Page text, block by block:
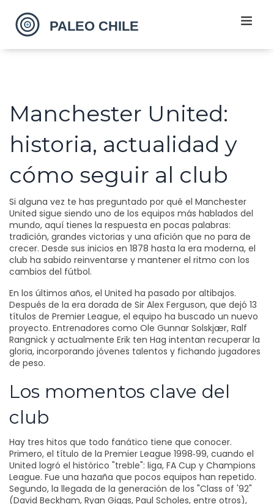
Manchester United:
historia, actualidad y
cómo seguir al club
Si alguna vez te has preguntado por qué el Manchester
United sigue siendo uno de los equipos más hablados del
mundo, aquí tienes la respuesta en pocas palabras:
tradición, grandes victorias y una afición que no para de
crecer. Desde sus inicios en 1878 hasta la era moderna, el
club ha sabido reinventarse y mantener el ritmo con los
cambios del fútbol.
En los últimos años, el United ha pasado por altibajos.
Después de la era dorada de Sir Alex Ferguson, que dejó 13
títulos de Premier League, el equipo ha buscado un nuevo
proyecto. Entrenadores como Ole Gunnar Solskjær, Ralf
Rangnick y actualmente Erik ten Hag intentan recuperar la
gloria, incorporando jóvenes talentos y fichando jugadores
de peso.
Los momentos clave del
club
Hay tres hitos que todo fanático tiene que conocer.
Primero, el título de la Premier League 1998‑99, cuando el
United logró el histórico "treble": liga, FA Cup y Champions
League. Fue una hazaña que pocos equipos han repetido.
Segundo, la llegada de la generación de los "Class of '92"
(David Beckham, Ryan Giggs, Paul Scholes, entre otros),